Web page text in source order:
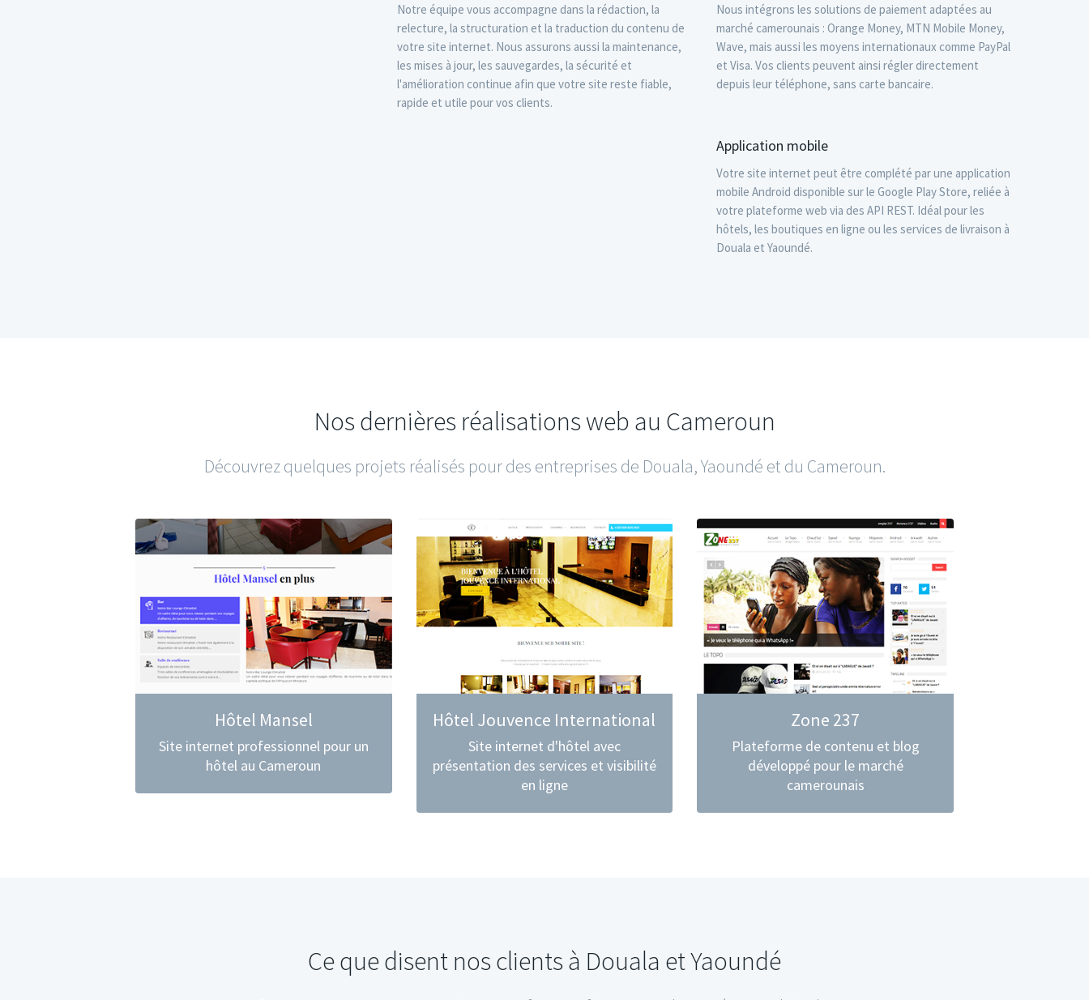
Ausbildung
Blog
Jobs
Notre équipe vous accompagne dans la rédaction, la
relecture, la structuration et la traduction du contenu de
votre site internet. Nous assurons aussi la maintenance,
les mises à jour, les sauvegardes, la sécurité et
l'amélioration continue afin que votre site reste fiable,
rapide et utile pour vos clients.
Nous intégrons les solutions de paiement adaptées au
marché camerounais : Orange Money, MTN Mobile Money,
Wave, mais aussi les moyens internationaux comme PayPal
et Visa. Vos clients peuvent ainsi régler directement
depuis leur téléphone, sans carte bancaire.
Application mobile
Votre site internet peut être complété par une application
mobile Android disponible sur le Google Play Store, reliée à
votre plateforme web via des API REST. Idéal pour les
hôtels, les boutiques en ligne ou les services de livraison à
Douala et Yaoundé.
Nos dernières réalisations web au Cameroun
Découvrez quelques projets réalisés pour des entreprises de Douala, Yaoundé et du Cameroun.
Hôtel Mansel
Site internet professionnel pour un
hôtel au Cameroun
Hôtel Jouvence International
Site internet d'hôtel avec
présentation des services et visibilité
en ligne
Zone 237
Plateforme de contenu et blog
développé pour le marché
camerounais
Ce que disent nos clients à Douala et Yaoundé